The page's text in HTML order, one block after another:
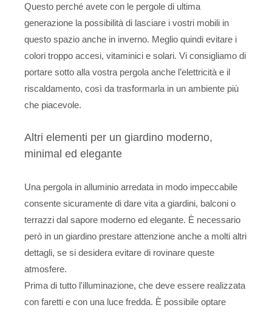
Questo perché avete con le pergole di ultima
generazione la possibilità di lasciare i vostri mobili in
questo spazio anche in inverno. Meglio quindi evitare i
colori troppo accesi, vitaminici e solari. Vi consigliamo di
portare sotto alla vostra pergola anche l’elettricità e il
riscaldamento, così da trasformarla in un ambiente più
che piacevole.
Altri elementi per un giardino moderno,
minimal ed elegante
Una pergola in alluminio arredata in modo impeccabile
consente sicuramente di dare vita a giardini, balconi o
terrazzi dal sapore moderno ed elegante. È necessario
però in un giardino prestare attenzione anche a molti altri
dettagli, se si desidera evitare di rovinare queste
atmosfere.
Prima di tutto l'illuminazione, che deve essere realizzata
con faretti e con una luce fredda. È possibile optare